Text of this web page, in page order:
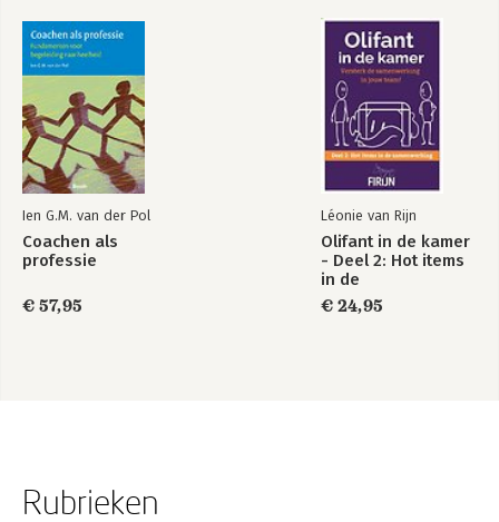
Ien G.M. van der Pol
Coachen als
professie
€ 57,95
Léonie van Rijn
Olifant in de kamer
- Deel 2: Hot items
in de
samenwerking
€ 24,95
Rubrieken